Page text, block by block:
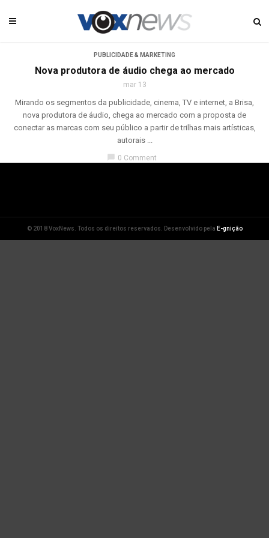
PUBLICIDADE & MARKETING
Nova produtora de áudio chega ao mercado
mar 13
Mirando os segmentos da publicidade, cinema, TV e internet, a Brisa,
nova produtora de áudio, chega ao mercado com a proposta de
conectar as marcas com seu público a partir de trilhas mais artísticas,
autorais ...
chat_bubble 0 Comment
© 2018 VoxNews. Todos os direitos reservados. Desenvolvido pela E-gnição